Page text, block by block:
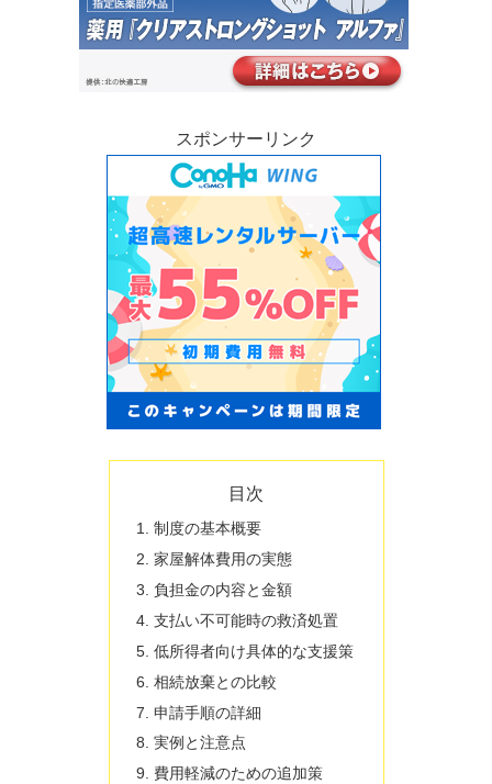
スポンサーリンク
目次
制度の基本概要
家屋解体費用の実態
負担金の内容と金額
支払い不可能時の救済処置
低所得者向け具体的な支援策
相続放棄との比較
申請手順の詳細
実例と注意点
費用軽減のための追加策